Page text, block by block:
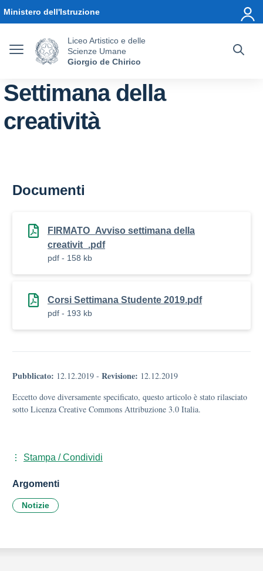
Ministero dell'Istruzione
Liceo Artistico e delle
Scienze Umane
Giorgio de Chirico
Settimana della
creatività
Documenti
FIRMATO_Avviso settimana della
creativit_.pdf
pdf - 158 kb
Corsi Settimana Studente 2019.pdf
pdf - 193 kb
Pubblicato: 12.12.2019 - Revisione: 12.12.2019
Eccetto dove diversamente specificato, questo articolo è stato rilasciato
sotto Licenza Creative Commons Attribuzione 3.0 Italia.
Stampa / Condividi
Argomenti
Notizie